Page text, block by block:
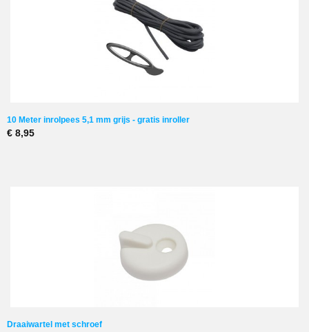
10 Meter inrolpees 5,1 mm grijs - gratis inroller
€ 8,95
Draaiwartel met schroef